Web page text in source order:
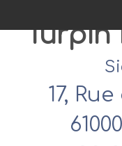
Turpin
17,